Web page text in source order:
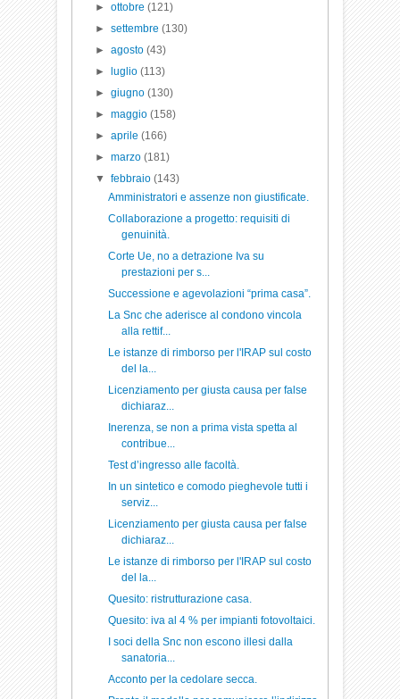
► ottobre (121)
► settembre (130)
► agosto (43)
►
luglio (113)
► giugno (130)
► maggio (158)
► aprile (166)
► marzo (181)
▼ febbraio (143)
Amministratori e assenze non giustificate.
Collaborazione a progetto: requisiti di
genuinità.
Corte Ue, no a detrazione Iva su
prestazioni per s...
Successione e agevolazioni “prima casa”.
La Snc che aderisce al condono vincola
alla rettif...
Le istanze di rimborso per l'IRAP sul costo
del la...
Licenziamento per giusta causa per false
dichiaraz...
Inerenza, se non a prima vista spetta al
contribue...
Test d’ingresso alle facoltà.
In un sintetico e comodo pieghevole tutti i
serviz...
Licenziamento per giusta causa per false
dichiaraz...
Le istanze di rimborso per l'IRAP sul costo
del la...
Quesito: ristrutturazione casa.
Quesito: iva al 4 % per impianti fotovoltaici.
I soci della Snc non escono illesi dalla
sanatoria...
Acconto per la cedolare secca.